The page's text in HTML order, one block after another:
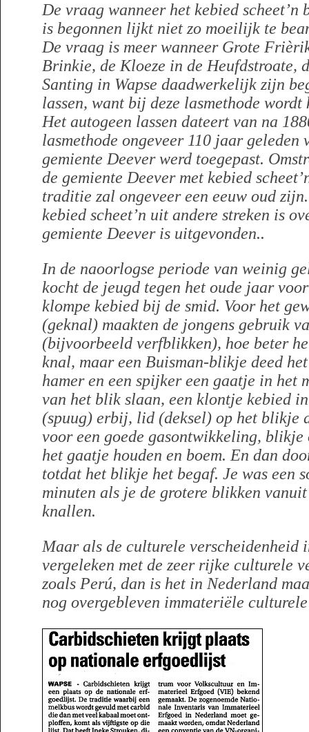
De vraag wanneer het kebied scheet’n
is begonnen lijkt niet zo moeilijk te
De vraag is meer wanneer Grote
Brinkie, de Kloeze in de Heufdstroate,
Santing in Wapse daadwerkelijk zijn
lassen, want bij deze lasmethode
Het autogeen lassen dateert van na
lasmethode ongeveer 110 jaar geleden
gemiente Deever werd toegepast.
de gemiente Deever met kebied
traditie zal ongeveer een eeuw oud
kebied scheet’n uit andere streken is
gemiente Deever is uitgevonden..
In de naoorlogse periode van weinig
kocht de jeugd tegen het oude jaar
klompe kebied bij de smid. Voor het
(geknal) maakten de jongens gebruik
(bijvoorbeeld verfblikken), hoe beter
knal, maar een Buisman-blikje deed
hamer en een spijker een gaatje in het
van het blik slaan, een klontje kebied
(spuug) erbij, lid (deksel) op het blikje
voor een goede gasontwikkeling,
het gaatje houden en boem. En dan
totdat het blikje het begaf. Je was een
minuten als je de grotere blikken
knallen.
Maar als de culturele verscheidenheid
vergeleken met de zeer rijke culturele
zoals Perú, dan is het in Nederland
nog overgebleven immateriële